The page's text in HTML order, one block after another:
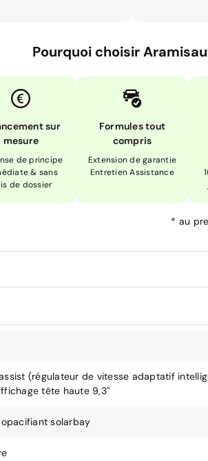
Pourquoi choisir
sur
mesure
de principe
& sans
de dossier
Formules tout
compris
Extension de garantie
Entretien Assistance
* au
(régulateur de vitesse adaptatif
tête haute 9,3''
solarbay